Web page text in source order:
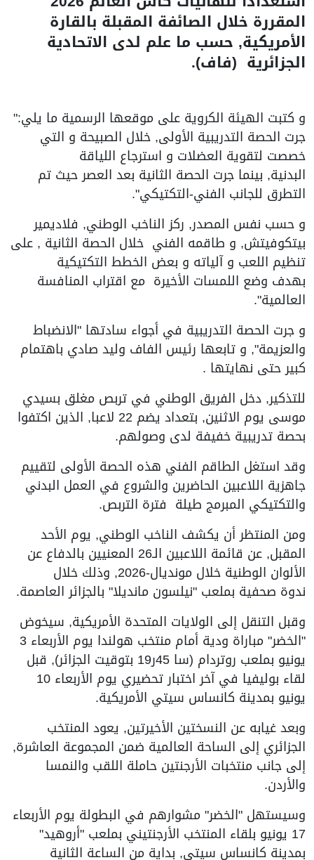
المقررة خلال الصائفة المقبلة بالقارة
الأمريكية, حسب ما علم لدى الاتحادية
الجزائرية (فاف).
و كتبت الهيئة الكروية على موقعها الرسمية ما يلي:"
جرت الحصة التدريبية الأولى, خلال الصبيحة و التي
خصصت لتقوية العضلات و استرجاع اللياقة
البدنية, بينما جرت الحصة الثانية بعد العصر حيث تم
التطرق للجانب الفني-التكتيكي".
و حسب نفس المصدر, ركز الناخب الوطني, فلاديمير
بيتكوفيتش, و طاقمه الفني خلال الحصة الثانية , على
تنظيم اللعب و آلياته و بعض الخطط التكتيكية
بهدف وضع اللمسات الأخيرة مع اقتراب المنافسة
العالمية".
و جرت الحصة التدريبية في أجواء سادتها "الانضباط
والعزيمة", و تابعها رئيس الفاف وليد صادي باهتمام
كبير حتى نهايتها .
للتذكير, دخل الفريق الوطني في تربص مغلق بسيدي
موسى يوم الاثنين, بتعداد يضم 22 لاعبا, الذين اكتفوا
بحصة تدريبية خفيفة لدى وصولهم.
وقد استغل الطاقم الفني هذه الحصة الأولى لتقييم
جاهزية اللاعبين الحاضرين والشروع في العمل البدني
والتكتيكي المبرمج طيلة فترة التربص.
ومن المنتظر أن يكشف الناخب الوطني, يوم الأحد
المقبل, عن قائمة اللاعبين الـ26 المعنيين بالدفاع عن
الألوان الوطنية خلال مونديال-2026, وذلك خلال
ندوة صحفية بملعب "نيلسون مانديلا" بالجزائر العاصمة.
وقبل التنقل إلى الولايات المتحدة الأمريكية, سيخوض
"الخضر" مباراة ودية أمام منتخب هولندا يوم الأربعاء 3
يونيو بملعب روتردام (سا 45ر19 بتوقيت الجزائر), قبل
لقاء بوليفيا في آخر اختبار تحضيري يوم الأربعاء 10
يونيو بمدينة كانساس سيتي الأمريكية.
وبعد غيابه عن النسختين الأخيرتين, يعود المنتخب
الجزائري إلى الساحة العالمية ضمن المجموعة العاشرة,
إلى جانب منتخبات الأرجنتين حاملة اللقب والنمسا
والأردن.
وسيستهل "الخضر" مشوارهم في البطولة يوم الأربعاء
17 يونيو بلقاء المنتخب الأرجنتيني بملعب "أروهيد"
بمدينة كانساس سيتي, بداية من الساعة الثانية